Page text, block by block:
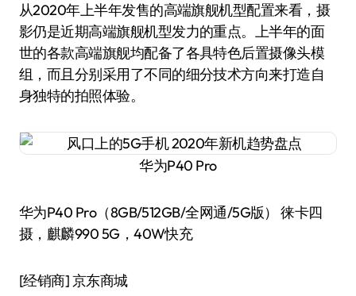
从2020年上半年发售的高端旗舰机型配置来看，摄
影仍是近期高端旗舰机型发力的重点。上半年的面
世的各款高端旗舰均配备了各具特色后置摄像头模
组，而且分别采用了不同的细分技术方向来打造自
身独特的拍照体验。
华为P40 Pro
华为P40 Pro（8GB/512GB/全网通/5G版） 徕卡四
摄，麒麟990 5G，40W快充
[经销商]京东商城